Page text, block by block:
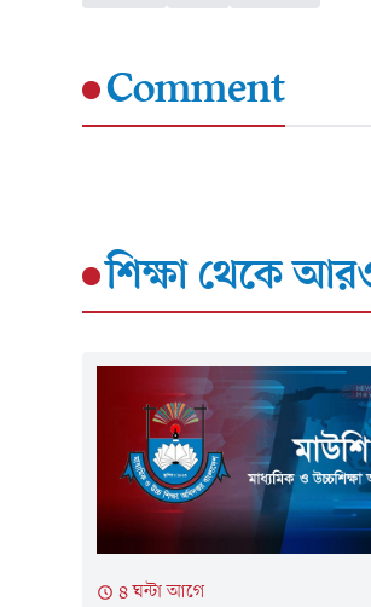
Comment
শিক্ষাথেকে
৪ ঘন্টা আগে